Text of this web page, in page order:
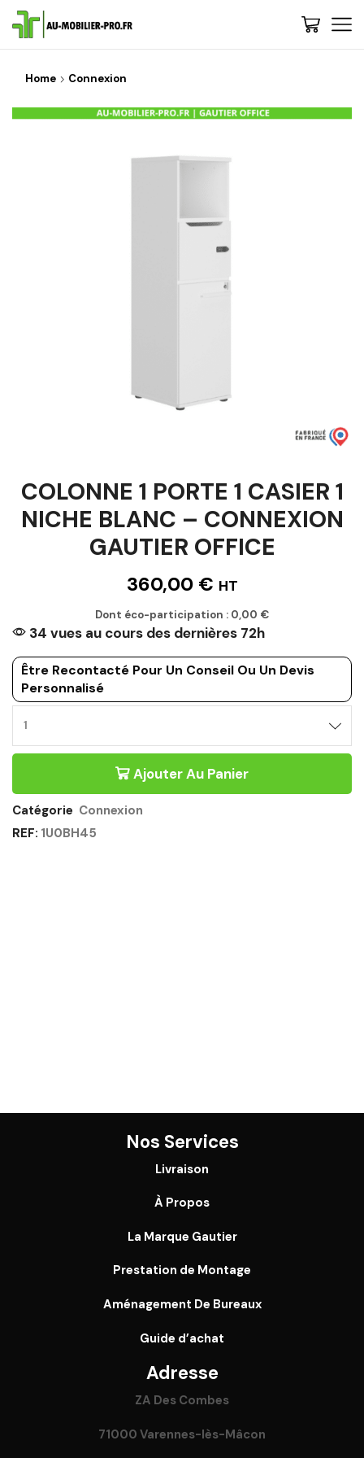
Home Connexion
COLONNE 1 PORTE 1 CASIER 1
NICHE BLANC – CONNEXION
GAUTIER OFFICE
360,00 € HT
Dont éco-participation : 0,00 €
34 vues au cours des dernières 72h
Être Recontacté Pour Un Conseil Ou Un Devis
Personnalisé
1
1
Ajouter Au Panier
Catégorie Connexion
REF: 1U0BH45
Nos Services
Livraison
À Propos
La Marque Gautier
Prestation de Montage
Aménagement De Bureaux
Guide d’achat
Adresse
ZA Des Combes
71000 Varennes-lès-Mâcon